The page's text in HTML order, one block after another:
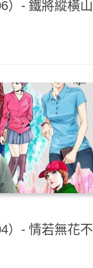
）- 鐵將縱橫山
）- 情若無花不